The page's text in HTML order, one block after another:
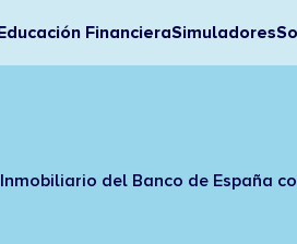
FinancieraSimuladores
del Banco de España